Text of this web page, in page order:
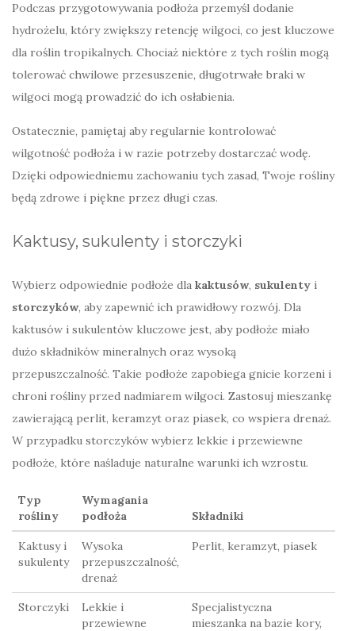
Podczas przygotowywania podłoża przemyśl dodanie
hydrożelu, który zwiększy retencję wilgoci, co jest kluczowe
dla roślin tropikalnych. Chociaż niektóre z tych roślin mogą
tolerować chwilowe przesuszenie, długotrwałe braki w
wilgoci mogą prowadzić do ich osłabienia.
Ostatecznie, pamiętaj aby regularnie kontrolować
wilgotność podłoża i w razie potrzeby dostarczać wodę.
Dzięki odpowiedniemu zachowaniu tych zasad, Twoje rośliny
będą zdrowe i piękne przez długi czas.
Kaktusy, sukulenty i storczyki
Wybierz odpowiednie podłoże dla kaktusów, sukulenty i
storczyków, aby zapewnić ich prawidłowy rozwój. Dla
kaktusów i sukulentów kluczowe jest, aby podłoże miało
dużo składników mineralnych oraz wysoką
przepuszczalność. Takie podłoże zapobiega gnicie korzeni i
chroni rośliny przed nadmiarem wilgoci. Zastosuj mieszankę
zawierającą perlit, keramzyt oraz piasek, co wspiera drenaż.
W przypadku storczyków wybierz lekkie i przewiewne
podłoże, które naśladuje naturalne warunki ich wzrostu.
Typ
rośliny
Wymagania
podłoża
Składniki
Kaktusy i
sukulenty
Wysoka
przepuszczalność,
drenaż
Perlit, keramzyt, piasek
Storczyki
Lekkie i
przewiewne
Specjalistyczna
mieszanka na bazie kory,